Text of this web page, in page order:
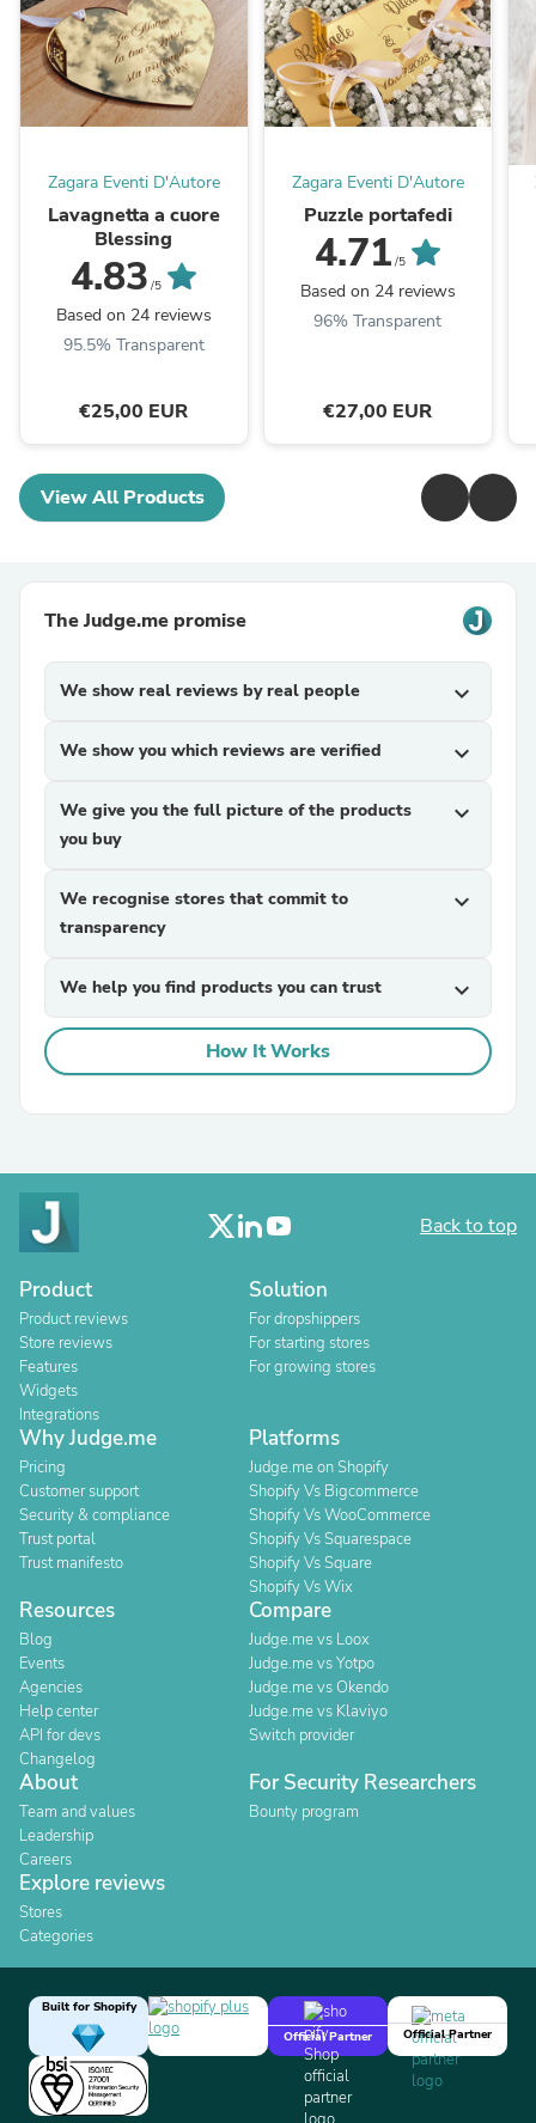
Zagara Eventi D'Autore
Lavagnetta a cuore
Blessing
4.83 /5
Based on 24 reviews
95.5% Transparent
€25,00 EUR
Zagara Eventi D'Autore
Puzzle portafedi
4.71 /5
Based on 24 reviews
96% Transparent
€27,00 EUR
View All Products
The Judge.me promise
We show real reviews by real people expand_more
We show you which reviews are verified expand_more
We give you the full picture of the products
you buy
expand_more
We recognise stores that commit to
transparency
expand_more
We help you find products you can trust expand_more
How It Works
Back to top
Product
Product reviews
Store reviews
Features
Widgets
Integrations
Solution
For dropshippers
For starting stores
For growing stores
Why Judge.me
Pricing
Customer support
Security & compliance
Trust portal
Trust manifesto
Platforms
Judge.me on Shopify
Shopify Vs Bigcommerce
Shopify Vs WooCommerce
Shopify Vs Squarespace
Shopify Vs Square
Shopify Vs Wix
Resources
Blog
Events
Agencies
Help center
API for devs
Changelog
Compare
Judge.me vs Loox
Judge.me vs Yotpo
Judge.me vs Okendo
Judge.me vs Klaviyo
Switch provider
About
Team and values
Leadership
Careers
For Security Researchers
Bounty program
Explore reviews
Stores
Categories
Built for Shopify
Official Partner
Official Partner